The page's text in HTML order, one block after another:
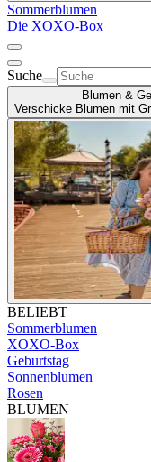
Sommerblumen
Die XOXO-Box
Suche
Blumen &
Verschicke Blumen mit
BELIEBT
Sommerblumen
XOXO-Box
Geburtstag
Sonnenblumen
Rosen
BLUMEN